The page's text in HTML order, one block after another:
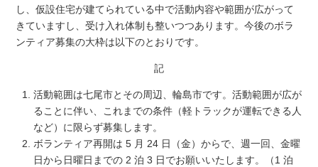
し、仮設住宅が建てられている中で活動内容や範囲が広がって
きていますし、受け入れ体制も整いつつあります。今後のボラ
ンティア募集の大枠は以下のとおりです。
記
活動範囲は七尾市とその周辺、輪島市です。活動範囲が広が
ることに伴い、これまでの条件（軽トラックが運転できる人
など）に限らず募集します。
ボランティア再開は 5 月 24 日（金）からで、週一回、金曜
日から日曜日までの 2 泊 3 日でお願いいたします。（1 泊